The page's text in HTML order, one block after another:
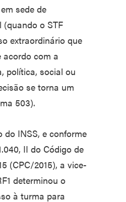
sede de
(quando o STF
extraordinário que
acordo com a
política, social ou
se torna um
503).
do INSS, e conforme
II do Código de
(CPC/2015), a vice-
determinou o
à turma para